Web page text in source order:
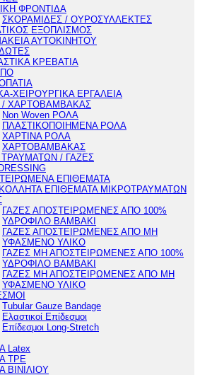
ΦΡΟΝΤΙΔΑ
ΣΚΟΡΑΜΙΔΕΣ / ΟΥΡΟΣΥΛΛΕΚΤΕΣ
ΕΞΟΠΛΙΣΜΟΣ
ΑΥΤΟΚΙΝΗΤΟΥ
ΚΡΕΒΑΤΙΑ
ΧΕΙΡΟΥΡΓΙΚΑ ΕΡΓΑΛΕΙΑ
/ ΧΑΡΤΟΒΑΜΒΑΚΑΣ
Non Woven ΡΟΛΑ
ΠΛΑΣΤΙΚΟΠΟΙΗΜΕΝΑ ΡΟΛΑ
ΧΑΡΤΙΝΑ ΡΟΛΑ
ΧΑΡΤΟΒΑΜΒΑΚΑΣ
ΤΡΑΥΜΑΤΩΝ / ΓΑΖΕΣ
ΕΠΙΘΕΜΑΤΑ
ΕΠΙΘΕΜΑΤΑ ΜΙΚΡΟΤΡΑΥΜΑΤΩΝ
ΓΑΖΕΣ ΑΠΟΣΤΕΙΡΩΜΕΝΕΣ ΑΠΟ 100%
ΥΔΡΟΦΙΛΟ ΒΑΜΒΑΚΙ
ΓΑΖΕΣ ΑΠΟΣΤΕΙΡΩΜΕΝΕΣ ΑΠΟ ΜΗ
ΥΦΑΣΜΕΝΟ ΥΛΙΚΟ
ΓΑΖΕΣ ΜΗ ΑΠΟΣΤΕΙΡΩΜΕΝΕΣ ΑΠΟ 100%
ΥΔΡΟΦΙΛΟ ΒΑΜΒΑΚΙ
ΓΑΖΕΣ ΜΗ ΑΠΟΣΤΕΙΡΩΜΕΝΕΣ ΑΠΟ ΜΗ
ΥΦΑΣΜΕΝΟ ΥΛΙΚΟ
Tubular Gauze Bandage
Ελαστικοί Επίδεσμοι
Επίδεσμοι Long-Stretch
Latex
TPE
ΒΙΝΙΛΙΟΥ